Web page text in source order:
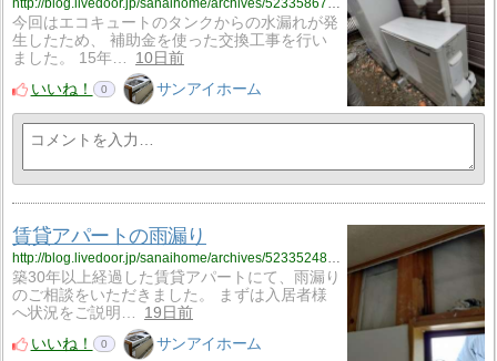
今回はエコキュートのタンクからの水漏れが発
生したため、 補助金を使った交換工事を行い
ました。 15年…
10日前
いいね！
0 サンアイホーム
賃貸アパートの雨漏り
築30年以上経過した賃貸アパートにて、雨漏り
のご相談をいただきました。 まずは入居者様
へ状況をご説明…
19日前
いいね！
0 サンアイホーム